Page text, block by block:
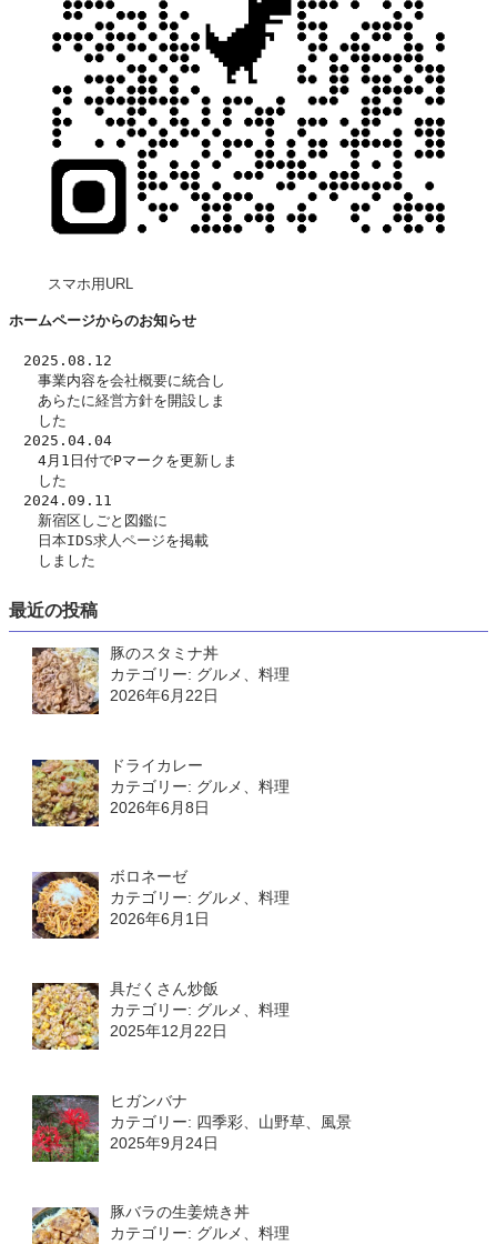
スマホ用URL
ホームページからのお知らせ
2025.08.12
事業内容を会社概要に統合し
あらたに経営方針を開設しま
した
2025.04.04
4月1日付でPマークを更新しま
した
2024.09.11
新宿区しごと図鑑に
日本IDS求人ページを掲載
しました
最近の投稿
豚のスタミナ丼
カテゴリー: グルメ、料理
2026年6月22日
ドライカレー
カテゴリー: グルメ、料理
2026年6月8日
ボロネーゼ
カテゴリー: グルメ、料理
2026年6月1日
具だくさん炒飯
カテゴリー: グルメ、料理
2025年12月22日
ヒガンバナ
カテゴリー: 四季彩、山野草、風景
2025年9月24日
豚バラの生姜焼き丼
カテゴリー: グルメ、料理